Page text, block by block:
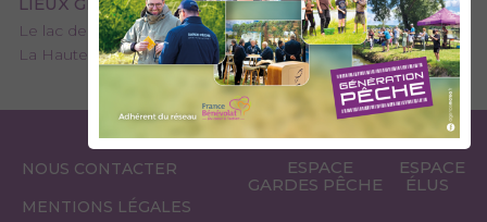
Le lac de Presset
La Haute-Isère et ses affluents
NOUS CONTACTER
MENTIONS LÉGALES
ESPACE
GARDES PÊCHE
ESPACE
ÉLUS